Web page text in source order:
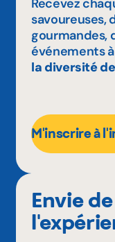
Recevez
savoureuses,
gourmandes,
événements
la diversité
M'inscrire à
Envie